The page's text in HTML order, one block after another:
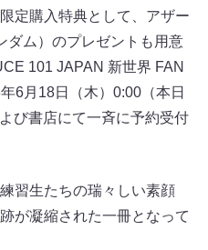
定購入特典として、アザー
ダム）のプレゼントも用意
101 JAPAN 新世界 FAN
6月18日（木）0:00（本日
び書店にて一斉に予約受付
習生たちの瑞々しい素顔
が凝縮された一冊となって